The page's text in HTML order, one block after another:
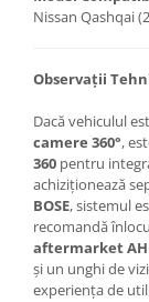
Nissan Qashqai
Observații
Dacă vehiculul
camere 360°,
360 pentru
achiziționează
BOSE, sistemul
recomandă
aftermarket
și un unghi de
experiența de